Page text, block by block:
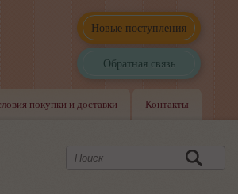
Новые поступления
Обратная связь
покупки и доставки Контакты